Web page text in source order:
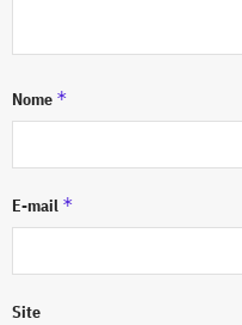
Nome *
E-mail *
Site